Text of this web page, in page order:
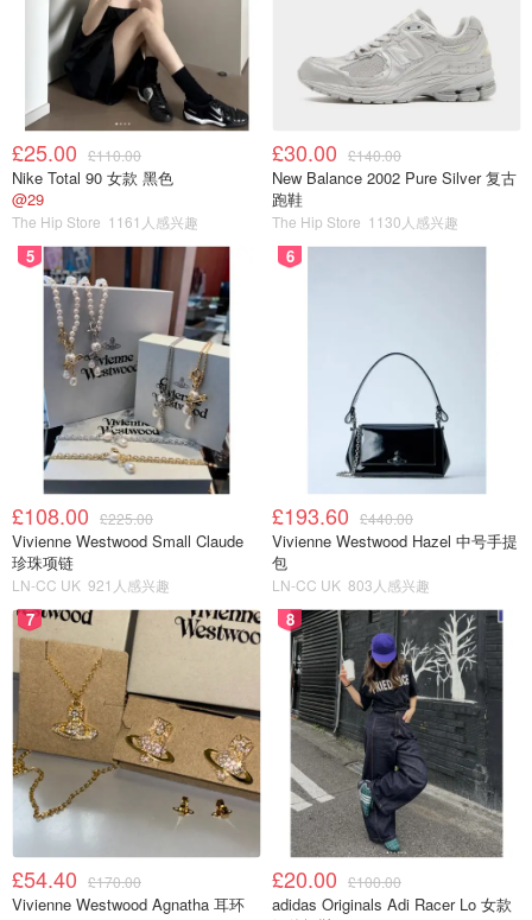
主演: 南志铉 / 文相敏 / 河锡辰 / 崔元英
类型: 喜剧 / 爱情 / 古装
首播: 2026-01-03
讲述了偶然成为盗贼的女人和追逐她的朝鲜王朝大将军灵魂
互换，互相救援，互相守护的故事。
2026韩剧《恩爱的盗贼大人》预告
£25.00 £110.00
Nike Total 90 女款 黑色
@29
The Hip Store 1161人感兴趣
£30.00 £140.00
New Balance 2002 Pure Silver 复古
跑鞋
The Hip Store 1130人感兴趣
5
£108.00 £225.00
Vivienne Westwood Small Claude
珍珠项链
LN-CC UK 921人感兴趣
6
£193.60 £440.00
Vivienne Westwood Hazel 中号手提
包
LN-CC UK 803人感兴趣
7
£54.40 £170.00
Vivienne Westwood Agnatha 耳环
8
£20.00 £100.00
adidas Originals Adi Racer Lo 女款